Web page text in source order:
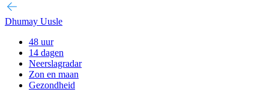
Dhumay Uusle
48 uur
14 dagen
Neerslagradar
Zon en maan
Gezondheid